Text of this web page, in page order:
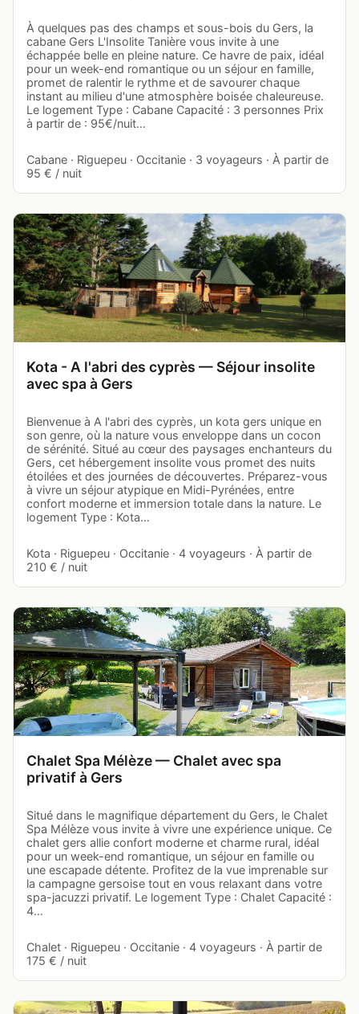
À quelques pas des champs et sous-bois du Gers, la
cabane Gers L'Insolite Tanière vous invite à une
échappée belle en pleine nature. Ce havre de paix, idéal
pour un week-end romantique ou un séjour en famille,
promet de ralentir le rythme et de savourer chaque
instant au milieu d'une atmosphère boisée chaleureuse.
Le logement Type : Cabane Capacité : 3 personnes Prix
à partir de : 95€/nuit…
Cabane · Riguepeu · Occitanie · 3 voyageurs · À partir de
95 € / nuit
Kota - A l'abri des cyprès — Séjour insolite
avec spa à Gers
Bienvenue à A l'abri des cyprès, un kota gers unique en
son genre, où la nature vous enveloppe dans un cocon
de sérénité. Situé au cœur des paysages enchanteurs du
Gers, cet hébergement insolite vous promet des nuits
étoilées et des journées de découvertes. Préparez-vous
à vivre un séjour atypique en Midi-Pyrénées, entre
confort moderne et immersion totale dans la nature. Le
logement Type : Kota…
Kota · Riguepeu · Occitanie · 4 voyageurs · À partir de
210 € / nuit
Chalet Spa Mélèze — Chalet avec spa
privatif à Gers
Situé dans le magnifique département du Gers, le Chalet
Spa Mélèze vous invite à vivre une expérience unique. Ce
chalet gers allie confort moderne et charme rural, idéal
pour un week-end romantique, un séjour en famille ou
une escapade détente. Profitez de la vue imprenable sur
la campagne gersoise tout en vous relaxant dans votre
spa-jacuzzi privatif. Le logement Type : Chalet Capacité :
4…
Chalet · Riguepeu · Occitanie · 4 voyageurs · À partir de
175 € / nuit